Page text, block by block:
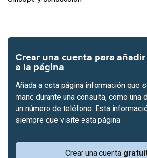
Crear una cuenta para
a la página
Crear una cuenta
Añada a esta página información que
mano durante una consulta, como una
un número de teléfono. Esta
siempre que visite esta página